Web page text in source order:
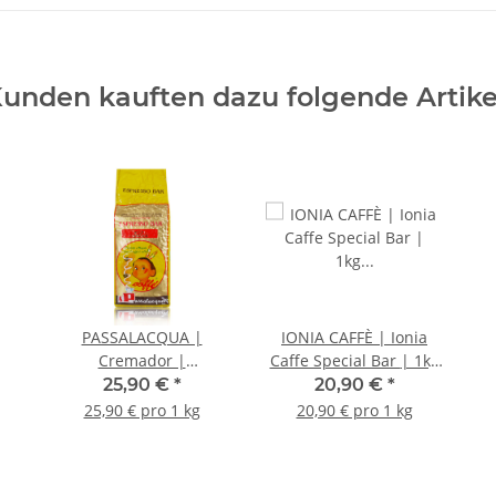
kauften dazu folgende
PASSALACQUA |
Cremador |
Espressobohnen | 1
Kg.
25,90 € *
25,90 € pro 1 kg
IONIA CAFFÈ | Ionia
Caffe Special Bar | 1kg
Espressobohnen
20,90 € *
20,90 € pro 1 kg